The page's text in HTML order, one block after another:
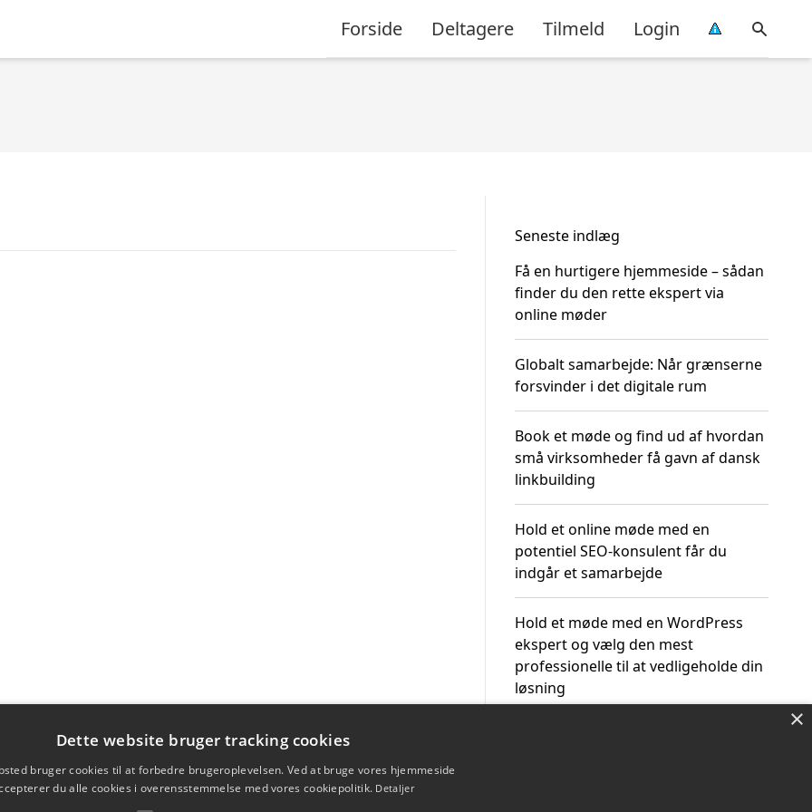
Forside Deltagere Tilmeld Login
Seneste indlæg
Få en hurtigere hjemmeside – sådan
finder du den rette ekspert via
online møder
Globalt samarbejde: Når grænserne
forsvinder i det digitale rum
Book et møde og find ud af hvordan
små virksomheder få gavn af dansk
linkbuilding
Hold et online møde med en
potentiel SEO-konsulent får du
indgår et samarbejde
Hold et møde med en WordPress
ekspert og vælg den mest
professionelle til at vedligeholde din
løsning
×
Dette website bruger tracking cookies
bruger cookies til at forbedre brugeroplevelsen. Ved at bruge vores hjemmeside
du alle cookies i overensstemmelse med vores cookiepolitik. Detaljer